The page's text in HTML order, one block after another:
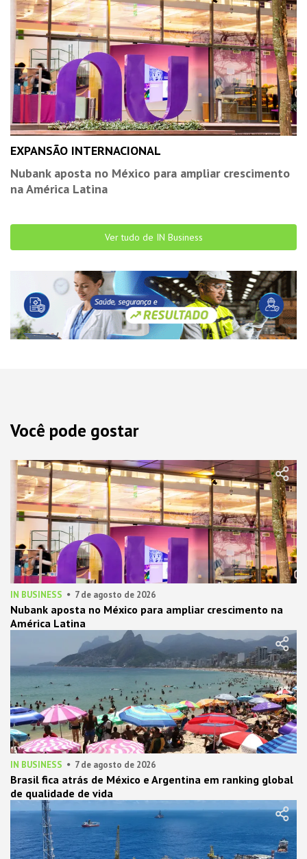
EXPANSÃO INTERNACIONAL
Nubank aposta no México para ampliar crescimento
na América Latina
Ver tudo de IN Business
Você pode gostar
IN BUSINESS 7 de agosto de 2026
Nubank aposta no México para ampliar crescimento na
América Latina
IN BUSINESS 7 de agosto de 2026
Brasil fica atrás de México e Argentina em ranking global
de qualidade de vida